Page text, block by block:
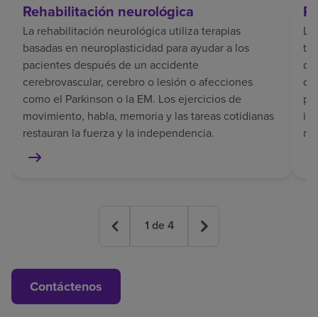
Rehabilitación neurológica
La rehabilitación neurológica utiliza terapias
basadas en neuroplasticidad para ayudar a los
pacientes después de un accidente
cerebrovascular, cerebro o lesión o afecciones
como el Parkinson o la EM. Los ejercicios de
movimiento, habla, memoria y las tareas cotidianas
restauran la fuerza y la independencia.
1 de 4
Contáctenos